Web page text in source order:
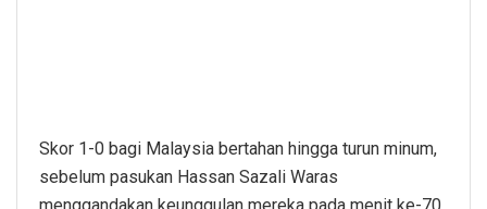
Skor 1-0 bagi Malaysia bertahan hingga turun minum,
sebelum pasukan Hassan Sazali Waras